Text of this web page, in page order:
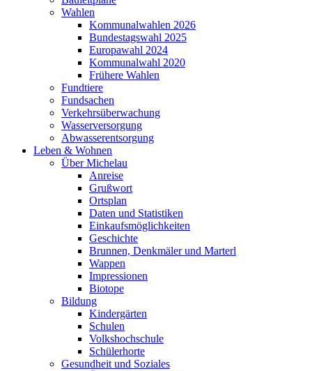
Wahlen
Kommunalwahlen 2026
Bundestagswahl 2025
Europawahl 2024
Kommunalwahl 2020
Frühere Wahlen
Fundtiere
Fundsachen
Verkehrsüberwachung
Wasserversorgung
Abwasserentsorgung
Leben & Wohnen
Über Michelau
Anreise
Grußwort
Ortsplan
Daten und Statistiken
Einkaufsmöglichkeiten
Geschichte
Brunnen, Denkmäler und Marterl
Wappen
Impressionen
Biotope
Bildung
Kindergärten
Schulen
Volkshochschule
Schülerhorte
Gesundheit und Soziales